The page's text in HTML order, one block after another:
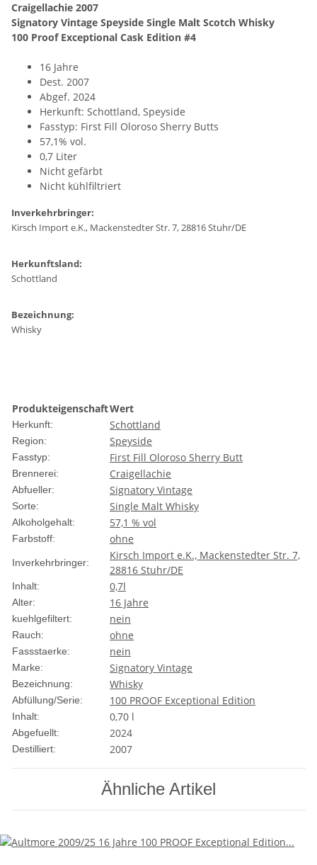
Craigellachie 2007
Signatory Vintage Speyside Single Malt Scotch Whisky
100 Proof Exceptional Cask Edition #4
16 Jahre
Dest. 2007
Abgef. 2024
Herkunft: Schottland, Speyside
Fasstyp: First Fill Oloroso Sherry Butts
57,1% vol.
0,7 Liter
Nicht gefärbt
Nicht kühlfiltriert
Inverkehrbringer:
Kirsch Import e.K., Mackenstedter Str. 7, 28816 Stuhr/DE
Herkunftsland:
Schottland
Bezeichnung:
Whisky
ProdukteigenschaftWert
Herkunft: Schottland
Region: Speyside
Fasstyp: First Fill Oloroso Sherry Butt
Brennerei: Craigellachie
Abfueller: Signatory Vintage
Sorte: Single Malt Whisky
Alkoholgehalt: 57,1 % vol
Farbstoff: ohne
Inverkehrbringer:
Kirsch Import e.K., Mackenstedter Str. 7,
28816 Stuhr/DE
Inhalt: 0,7l
Alter: 16 Jahre
kuehlgefiltert: nein
Rauch: ohne
Fassstaerke: nein
Marke: Signatory Vintage
Bezeichnung: Whisky
Abfüllung/Serie: 100 PROOF Exceptional Edition
Inhalt: 0,70 l
Abgefuellt: 2024
Destilliert: 2007
Ähnliche Artikel